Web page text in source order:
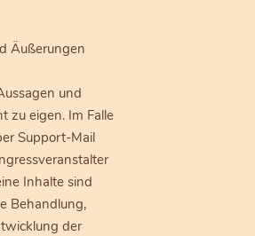
Äußerungen
und
zu eigen. Im Falle
Support-Mail
Inhalte sind
Behandlung,
der